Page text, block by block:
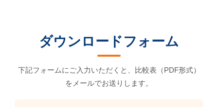
ダウンロードフォーム
下記フォームにご入力いただくと、比較表（PDF形式）
をメールでお送りします。